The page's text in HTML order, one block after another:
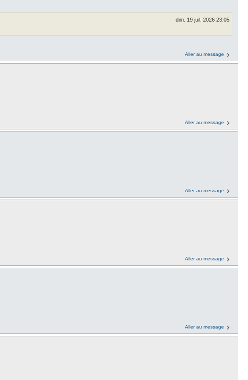
dim. 19 juil. 2026 23:05
Aller au message
Aller au message
Aller au message
Aller au message
Aller au message